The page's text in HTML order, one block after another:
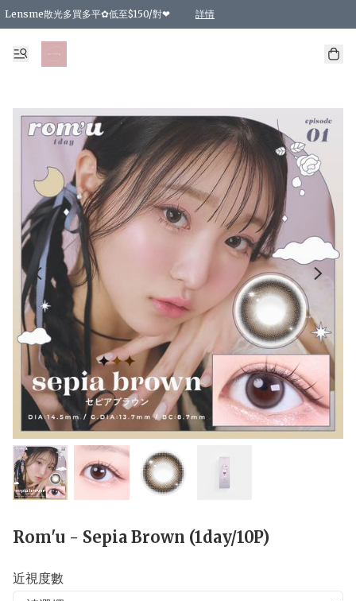
Lensme散光多買多平✿低至$150/對❤ 詳情
台灣Karacon⁩✧日拋 特價清貨❁⃘
日本韓國多款日/月拋現貨☼ 特價❤︎數量有限 售完即止
🇰🇷韓國多款月拋現貨 特價兩對$99✿數量有限 售完即止♫
精選商品，任選買2件或以上9 折；買4件或以上85 折；買6件或以上8 折
精選商品，任選買2件HKD 140.00；買4件HKD 260.00
精選商品，任選買2件HKD 190.00；買4件HKD 360.00
精選商品，任選買2件HKD 110.00；買4件HKD 180.00
精選商品，任選買2件HKD 170.00；買4件HKD 320.00
精選商品，任選買2件或以上減HKD 148.00
精選商品，任選買2件或以上減HKD 148.00
精選商品，任選買2件或以上95 折；買4件或以上9 折；買6件或以上85 折；買8件
精選商品，任選買12件或以上87 折
精選商品，任選買2件或以上減HKD 16.00；買4件或以上減HKD 32.00；買6
精選商品，任選買2件或以上95 折；買4件或以上9 折；買8件或以上85 折；買12
購物滿 HKD 800.00即享免運費優惠！（適用於 特定的送貨方式 )
Rom'u - Sepia Brown (1day/10P)
近視度數